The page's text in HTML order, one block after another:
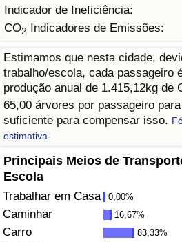
Indicador de Ineficiência:
CO2 Indicadores de Emissões:
Estimamos que nesta cidade,
trabalho/escola, cada passageiro
produção anual de 1.415,12kg de
65,00 árvores por passageiro
suficiente para compensar isso.
estimativa
Principais Meios de
Escola
Trabalhar em Casa 0,00%
Caminhar 16,67%
Carro 83,33%
Indicador de Custo de Vida Por
em Aqaba
Indicador de Preços de Imóveis
Índice de qualidade de vida por
Crime
Taxa do Indicador de Crime
Indicador de Crime
Índice de criminalidade por país
Saúde
Indicador de Saúde (Atual)